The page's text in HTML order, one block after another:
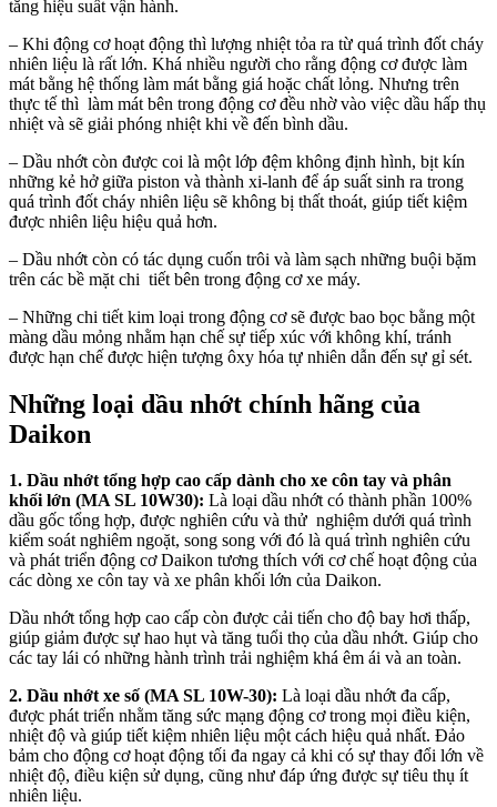
tăng hiệu suất vận hành.
– Khi động cơ hoạt động thì lượng nhiệt tỏa ra từ quá trình đốt cháy
nhiên liệu là rất lớn. Khá nhiều người cho rằng động cơ được làm
mát bằng hệ thống làm mát bằng giá hoặc chất lỏng. Nhưng trên
thực tế thì làm mát bên trong động cơ đều nhờ vào việc dầu hấp thụ
nhiệt và sẽ giải phóng nhiệt khi về đến bình dầu.
– Dầu nhớt còn được coi là một lớp đệm không định hình, bịt kín
những kẻ hở giữa piston và thành xi-lanh để áp suất sinh ra trong
quá trình đốt cháy nhiên liệu sẽ không bị thất thoát, giúp tiết kiệm
được nhiên liệu hiệu quả hơn.
– Dầu nhớt còn có tác dụng cuốn trôi và làm sạch những buội bặm
trên các bề mặt chi tiết bên trong động cơ xe máy.
– Những chi tiết kim loại trong động cơ sẽ được bao bọc bằng một
màng dầu mỏng nhằm hạn chế sự tiếp xúc với không khí, tránh
được hạn chế được hiện tượng ôxy hóa tự nhiên dẫn đến sự gỉ sét.
Những loại dầu nhớt chính hãng của
Daikon
1. Dầu nhớt tổng hợp cao cấp dành cho xe côn tay và phân
khối lớn (MA SL 10W30): Là loại dầu nhớt có thành phần 100%
dầu gốc tổng hợp, được nghiên cứu và thử nghiệm dưới quá trình
kiểm soát nghiêm ngoặt, song song với đó là quá trình nghiên cứu
và phát triển động cơ Daikon tương thích với cơ chế hoạt động của
các dòng xe côn tay và xe phân khối lớn của Daikon.
Dầu nhớt tổng hợp cao cấp còn được cải tiến cho độ bay hơi thấp,
giúp giảm được sự hao hụt và tăng tuổi thọ của dầu nhớt. Giúp cho
các tay lái có những hành trình trải nghiệm khá êm ái và an toàn.
2. Dầu nhớt xe số (MA SL 10W-30): Là loại dầu nhớt đa cấp,
được phát triển nhằm tăng sức mạng động cơ trong mọi điều kiện,
nhiệt độ và giúp tiết kiệm nhiên liệu một cách hiệu quả nhất. Đảo
bảm cho động cơ hoạt động tối đa ngay cả khi có sự thay đổi lớn về
nhiệt độ, điều kiện sử dụng, cũng như đáp ứng được sự tiêu thụ ít
nhiên liệu.